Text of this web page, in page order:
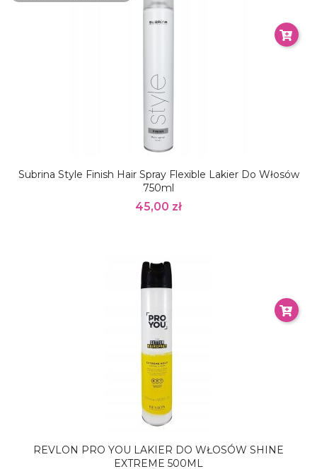
Subrina Style Finish Hair Spray Flexible Lakier Do Włosów
750ml
45,00 zł
REVLON PRO YOU LAKIER DO WŁOSÓW SHINE
EXTREME 500ML